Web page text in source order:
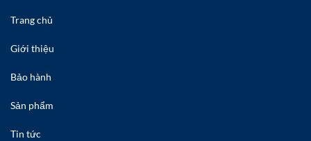
Trang chủ
Giới thiệu
Bảo hành
Sản phẩm
Tin tức